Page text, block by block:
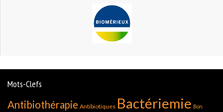
Mots-Clefs
Antibiothérapie Antibiotiques Bactériemie Bon